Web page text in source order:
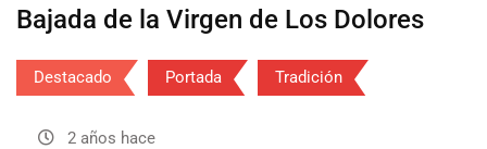
Bajada de la Virgen de Los Dolores
Destacado Portada Tradición
2 años hace